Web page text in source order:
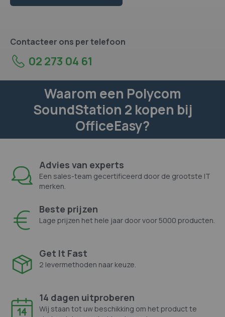
Contacteer ons per telefoon
02 273 04 61
Waarom een Polycom
SoundStation 2 kopen bij
OfficeEasy?
Advies van experts
Een sales-team gecertificeerd door de grootste IT
merken.
Beste prijzen
Lage prijzen het hele jaar door voor 5000 producten.
Get It Fast
2 levermethoden naar keuze.
14 dagen uitproberen
Wij staan tot uw beschikking om het product te